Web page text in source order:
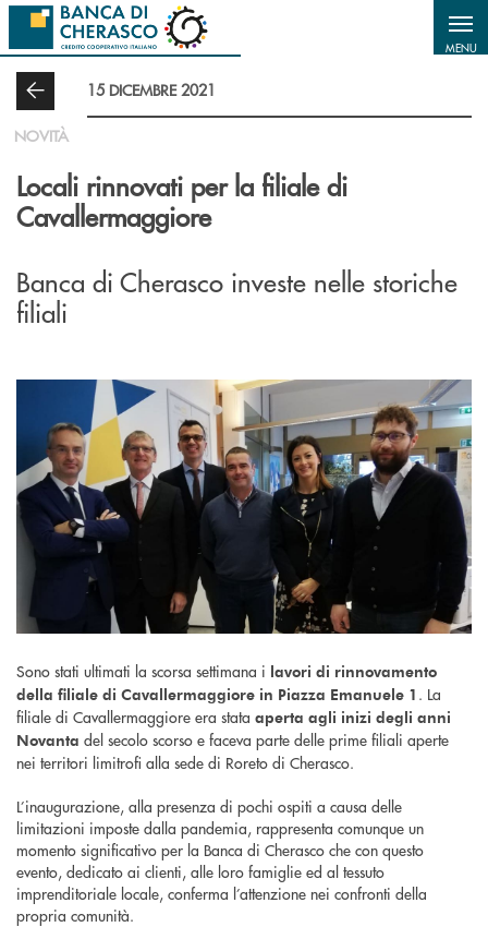
Salta al contenuto principale
MENU
15 DICEMBRE 2021
NOVITÀ
Locali rinnovati per la filiale di
Cavallermaggiore
Banca di Cherasco investe nelle storiche
filiali
Sono stati ultimati la scorsa settimana i lavori di rinnovamento
della filiale di Cavallermaggiore in Piazza Emanuele 1 . La
filiale di Cavallermaggiore era stata aperta agli inizi degli anni
Novanta del secolo scorso e faceva parte delle prime filiali aperte
nei territori limitrofi alla sede di Roreto di Cherasco.
L’inaugurazione, alla presenza di pochi ospiti a causa delle
limitazioni imposte dalla pandemia, rappresenta comunque un
momento significativo per la Banca di Cherasco che con questo
evento, dedicato ai clienti, alle loro famiglie ed al tessuto
imprenditoriale locale, conferma l’attenzione nei confronti della
propria comunità.